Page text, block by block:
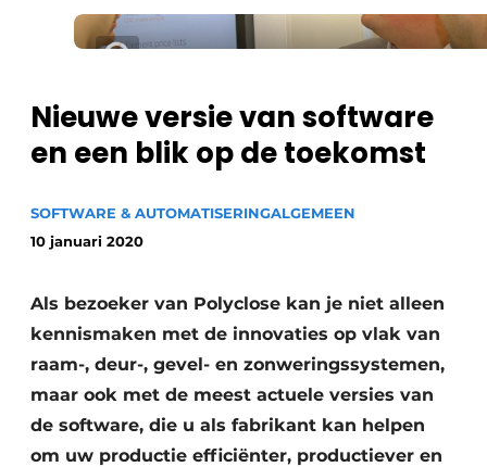
Evenement aanmelden
Gevelbouw 2024-04
Nieuwsbrief
Podcasts
Vacature aanmelden
Vacatures
Video’s
Nieuwe versie van software
en een blik op de toekomst
SOFTWARE & AUTOMATISERINGALGEMEEN
10 januari 2020
Als bezoeker van Polyclose kan je niet alleen
kennismaken met de innovaties op vlak van
raam-, deur-, gevel- en zonweringssystemen,
maar ook met de meest actuele versies van
de software, die u als fabrikant kan helpen
om uw productie efficiënter, productiever en